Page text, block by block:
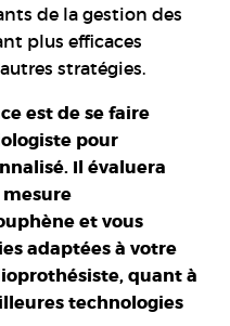
de la gestion des
plus efficaces
stratégies.
est de se faire
pour
Il évaluera
et vous
adaptées à votre
, quant à
technologies